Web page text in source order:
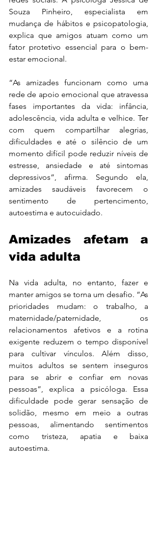
Souza Pinheiro, especialista em
mudança de hábitos e psicopatologia,
explica que amigos atuam como um
fator protetivo essencial para o bem-
estar emocional.
“As amizades funcionam como uma
rede de apoio emocional que atravessa
fases importantes da vida: infância,
adolescência, vida adulta e velhice. Ter
com quem compartilhar alegrias,
dificuldades e até o silêncio de um
momento difícil pode reduzir níveis de
estresse, ansiedade e até sintomas
depressivos”, afirma. Segundo ela,
amizades saudáveis favorecem o
sentimento de pertencimento,
autoestima e autocuidado.
Amizades afetam a
vida adulta
Na vida adulta, no entanto, fazer e
manter amigos se torna um desafio. “As
prioridades mudam: o trabalho, a
maternidade/paternidade, os
relacionamentos afetivos e a rotina
exigente reduzem o tempo disponível
para cultivar vínculos. Além disso,
muitos adultos se sentem inseguros
para se abrir e confiar em novas
pessoas”, explica a psicóloga. Essa
dificuldade pode gerar sensação de
solidão, mesmo em meio a outras
pessoas, alimentando sentimentos
como tristeza, apatia e baixa
autoestima.